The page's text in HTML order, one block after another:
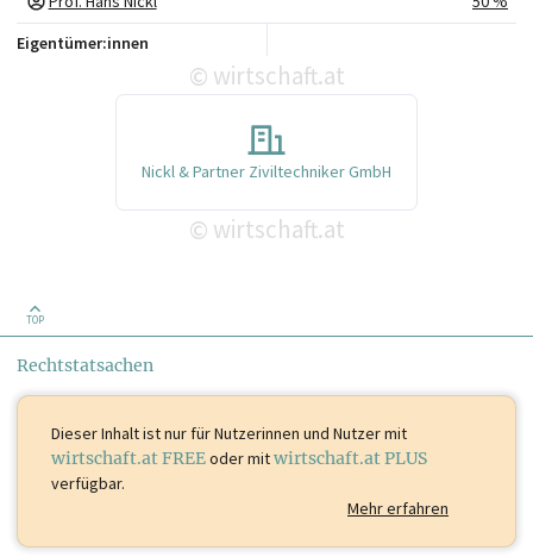
Eigentümer:innen
© wirtschaft.at
Nickl & Partner Ziviltechniker GmbH
© wirtschaft.at
TOP
Rechtstatsachen
Dieser Inhalt istnur für Nutzerinnen und Nutzer mit
wirtschaft.at FREEoder mitwirtschaft.at PLUS
verfügbar.
Mehr erfahren